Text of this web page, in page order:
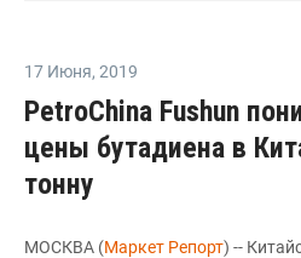
17 Июня, 2019
PetroChina Fushun
цены бутадиена в
тонну
МОСКВА (Маркет Репорт) --